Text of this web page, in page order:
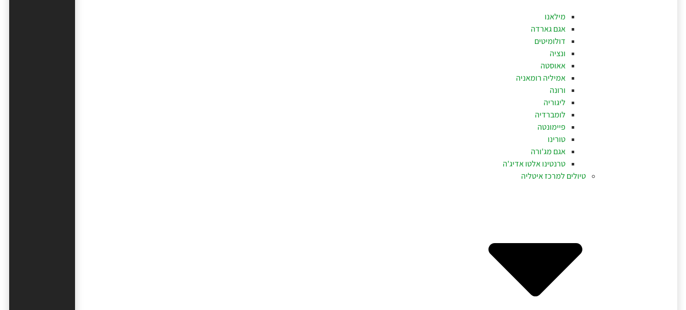
מילאנו
אגם גארדה
דולומיטים
ונציה
אאוסטה
אמיליה רומאניה
ורונה
ליגוריה
לומברדיה
פיימונטה
טורינו
אגם מג'ורה
טרנטינו אלטו אדיג'ה
טיולים למרכז איטליה